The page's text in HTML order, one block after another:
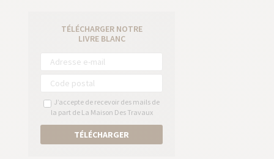
TÉLÉCHARGER NOTRE
LIVRE BLANC
J’accepte de recevoir des mails de
la part de La Maison Des Travaux
TÉLÉCHARGER